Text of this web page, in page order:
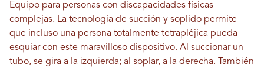
Equipo para personas con discapacidades físicas
complejas. La tecnología de succión y soplido permite
que incluso una persona totalmente tetrapléjica pueda
esquiar con este maravilloso dispositivo. Al succionar un
tubo, se gira a la izquierda; al soplar, a la derecha. También